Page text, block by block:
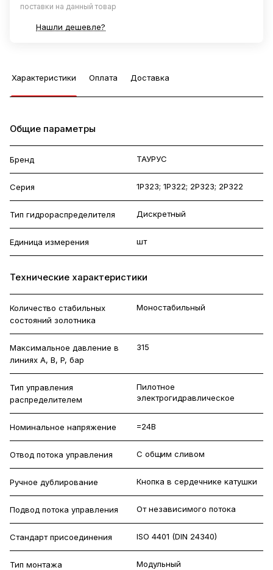
поставки на данный товар
Нашли дешевле?
Характеристики Оплата Доставка
Общие параметры
Бренд ТАУРУС
Серия 1Р323; 1Р322; 2Р323; 2Р322
Тип гидрораспределителя Дискретный
Единица измерения шт
Технические характеристики
Количество стабильных
состояний золотника
Моностабильный
Максимальное давление в
линиях A, B, P, бар
315
Тип управления
распределителем
Пилотное
электрогидравлическое
Номинальное напряжение =24В
Отвод потока управления С общим сливом
Ручное дублирование Кнопка в сердечнике катушки
Подвод потока управления От независимого потока
Стандарт присоединения ISO 4401 (DIN 24340)
Тип монтажа Модульный